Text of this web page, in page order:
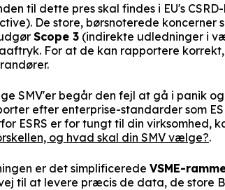
til dette pres skal findes i EU's
De store, børsnoterede
Scope 3 (indirekte udledninger i
For at de kan rapportere
SMV'er begår den fejl at gå i panik
efter enterprise-standarder som
ESRS er for tungt til din virksomhed,
og hvad skal din SMV vælge?.
er det simplificerede VSME-
til at levere præcis de data, de store